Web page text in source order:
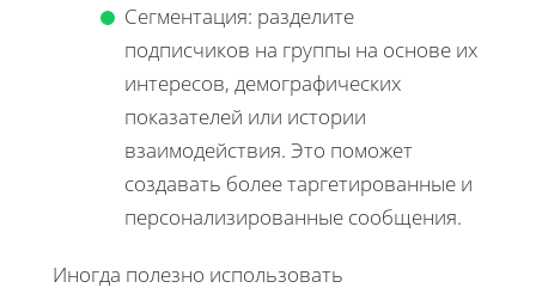
Сегментация: разделите
подписчиков на группы на основе их
интересов, демографических
показателей или истории
взаимодействия. Это поможет
создавать более таргетированные и
персонализированные сообщения.
Иногда полезно использовать